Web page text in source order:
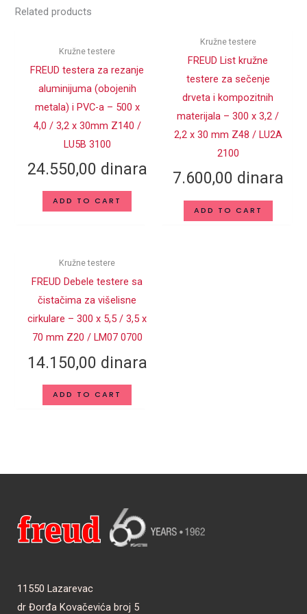
MATERIJAL
DEBLJINA TELA
TESTERE (mm)
CENTRALNI
OTVOR d (mm)
BROJ ZUBA Z
SPOLJNI
200
Related products
Kružne testere
FREUD testera za rezanje
aluminijuma (obojenih
metala) i PVC-a – 500 x
4,0 / 3,2 x 30mm Z140 /
LU5B 3100
24.550,00 dinara
ADD TO CART
Kružne testere
FREUD List kružne
testere za sečenje
drveta i kompozitnih
materijala – 300 x 3,2 /
2,2 x 30 mm Z48 / LU2A
2100
7.600,00 dinara
ADD TO CART
Kružne testere
FREUD Debele testere sa
čistačima za višelisne
cirkulare – 300 x 5,5 / 3,5 x
70 mm Z20 / LM07 0700
14.150,00 dinara
ADD TO CART
11550 Lazarevac
dr Đorđa Kovačevića broj 5